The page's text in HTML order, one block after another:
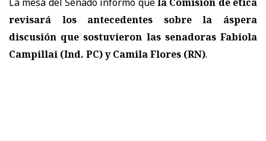
revisará los antecedentes sobre la áspera
discusión que sostuvieron las senadoras Fabiola
Campillai (Ind. PC) y Camila Flores (RN).